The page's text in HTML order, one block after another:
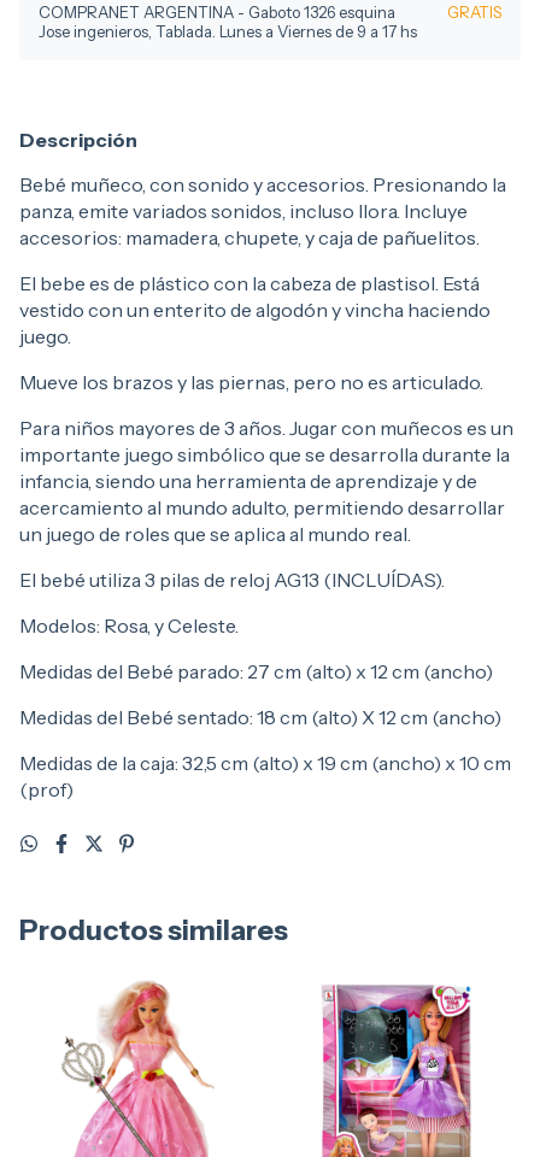
COMPRANET ARGENTINA - Gaboto 1326 esquina
Jose ingenieros, Tablada. Lunes a Viernes de 9 a 17 hs
GRATIS
Descripción
Bebé muñeco, con sonido y accesorios. Presionando la
panza, emite variados sonidos, incluso llora. Incluye
accesorios: mamadera, chupete, y caja de pañuelitos.
El bebe es de plástico con la cabeza de plastisol. Está
vestido con un enterito de algodón y vincha haciendo
juego.
Mueve los brazos y las piernas, pero no es articulado.
Para niños mayores de 3 años. Jugar con muñecos es un
importante juego simbólico que se desarrolla durante la
infancia, siendo una herramienta de aprendizaje y de
acercamiento al mundo adulto, permitiendo desarrollar
un juego de roles que se aplica al mundo real.
El bebé utiliza 3 pilas de reloj AG13 (INCLUÍDAS).
Modelos: Rosa, y Celeste.
Medidas del Bebé parado: 27 cm (alto) x 12 cm (ancho)
Medidas del Bebé sentado: 18 cm (alto) X 12 cm (ancho)
Medidas de la caja: 32,5 cm (alto) x 19 cm (ancho) x 10 cm
(prof)
Productos similares